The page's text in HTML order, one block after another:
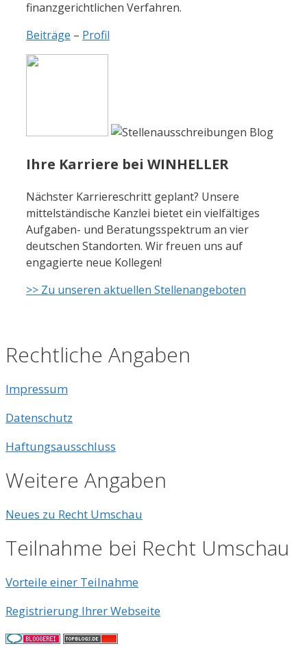
finanzgerichtlichen Verfahren.
Beiträge – Profil
Ihre Karriere bei WINHELLER
Nächster Karriereschritt geplant? Unsere
mittelständische Kanzlei bietet ein vielfältiges
Aufgaben- und Beratungsspektrum an vier
deutschen Standorten. Wir freuen uns auf
engagierte neue Kollegen!
>> Zu unseren aktuellen Stellenangeboten
Rechtliche Angaben
Impressum
Datenschutz
Haftungsausschluss
Weitere Angaben
Neues zu Recht Umschau
Teilnahme bei Recht Umschau
Vorteile einer Teilnahme
Registrierung Ihrer Webseite